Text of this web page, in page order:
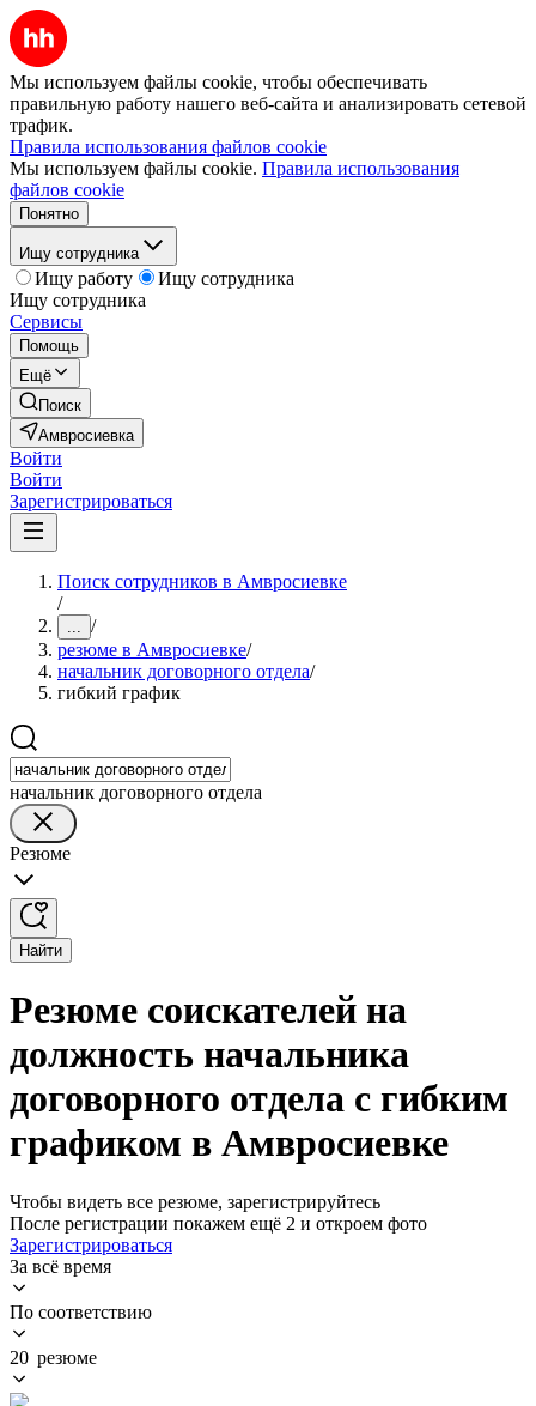
Мы используем файлы cookie, чтобы обеспечивать
правильную работу нашего веб-сайта и анализировать сетевой
трафик.
Правила использования файлов cookie
Мы используем файлы cookie. Правила использования
файлов cookie
Понятно
Ищу сотрудника
Ищу работу
Ищу сотрудника
Ищу сотрудника
Сервисы
Помощь
Ещё
Поиск
Амвросиевка
Войти
Войти
Зарегистрироваться
Поиск сотрудников в Амвросиевке
/
... /
резюме в Амвросиевке/
начальник договорного отдела/
гибкий график
начальник договорного отдела
Резюме
Найти
Резюме соискателей на
должность начальника
договорного отдела с гибким
графиком в Амвросиевке
Чтобы видеть все резюме, зарегистрируйтесь
После регистрации покажем ещё 2 и откроем фото
Зарегистрироваться
За всё время
По соответствию
20 резюме